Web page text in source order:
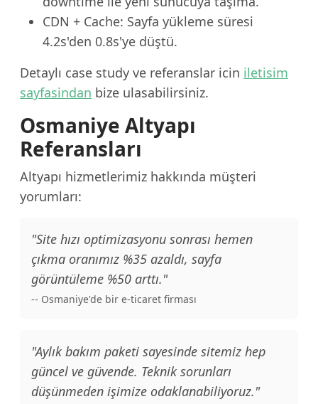
CDN + Cache: Sayfa yükleme süresi
4.2s'den 0.8s'ye düştü.
Detaylı case study ve referanslar icin iletisim
sayfasindan bize ulasabilirsiniz.
Osmaniye Altyapı
Referansları
Altyapı hizmetlerimiz hakkında müşteri
yorumları:
"Site hızı optimizasyonu sonrası hemen
çıkma oranımız %35 azaldı, sayfa
görüntüleme %50 arttı."
-- Osmaniye'de bir e-ticaret firması
"Aylık bakım paketi sayesinde sitemiz hep
güncel ve güvende. Teknik sorunları
düşünmeden işimize odaklanabiliyoruz."